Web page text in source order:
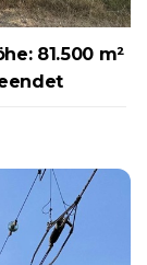
81.500 m²